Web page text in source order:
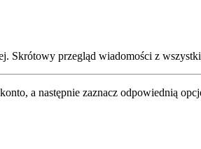
przegląd wiadomości z
a następnie zaznacz odpowiednią